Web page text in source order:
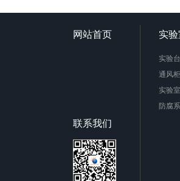
网站首页 实
实验台
通风柜
实验
防腐
联系我们